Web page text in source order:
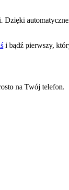
i bądź pierwszy,
na Twój telefon.